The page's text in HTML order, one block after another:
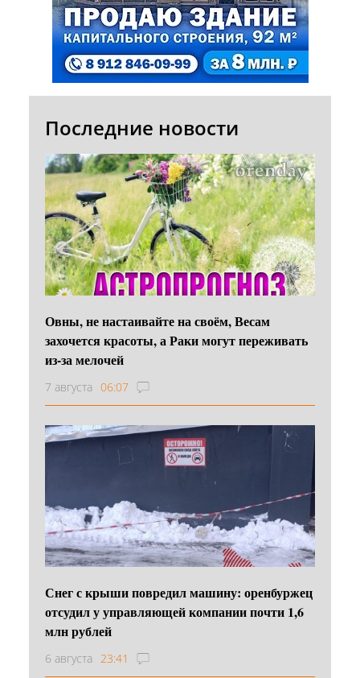
Последние новости
Овны, не настаивайте на своём, Весам
захочется красоты, а Раки могут переживать
из-за мелочей
7 августа 06:07
Снег с крыши повредил машину: оренбуржец
отсудил у управляющей компании почти 1,6
млн рублей
6 августа 23:41